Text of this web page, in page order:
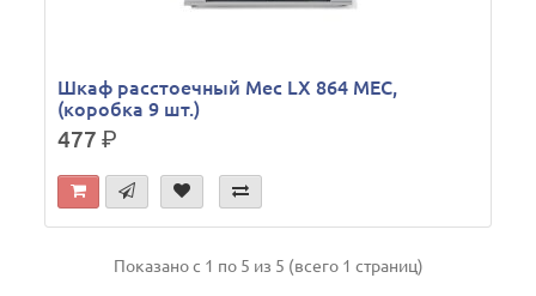
Шкаф расстоечный Mec LX 864 MEC,
(коробка 9 шт.)
477р.
Показано с 1 по 5 из 5 (всего 1 страниц)